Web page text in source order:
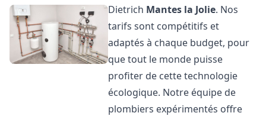
Dietrich Mantes la Jolie. Nos
tarifs sont compétitifs et
adaptés à chaque budget, pour
que tout le monde puisse
profiter de cette technologie
écologique. Notre équipe de
plombiers expérimentés offre